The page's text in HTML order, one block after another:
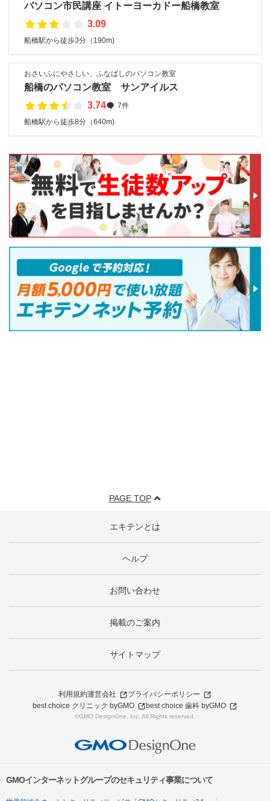
パソコン市民講座 イトーヨーカドー船橋教室
3.09
船橋駅から徒歩3分（190m)
おさいふにやさしい、ふなばしのパソコン教室
船橋のパソコン教室 サンアイルス
3.74
7件
船橋駅から徒歩8分（640m)
PAGE TOP
エキテンとは
ヘルプ
お問い合わせ
掲載のご案内
サイトマップ
利用規約運営会社
プライバシーポリシー
best choice クリニック byGMO
best choice 歯科 byGMO
©GMO DesignOne, Inc. All Rights reserved.
GMOインターネットグループのセキュリティ事業について